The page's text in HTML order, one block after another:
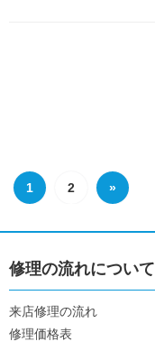
1 2 »
修理の流れについて
来店修理の流れ
修理価格表